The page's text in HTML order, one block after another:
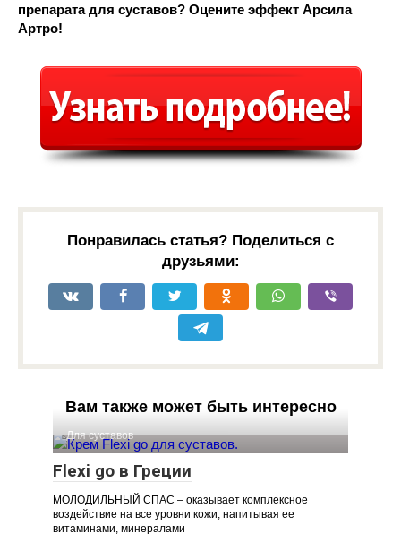
препарата для суставов? Оцените эффект Арсила
Артро!
Понравилась статья? Поделиться с
друзьями:
Вам также может быть интересно
Для суставов
Flexi go в Греции
МОЛОДИЛЬНЫЙ СПАС – оказывает комплексное
воздействие на все уровни кожи, напитывая ее
витаминами, минералами